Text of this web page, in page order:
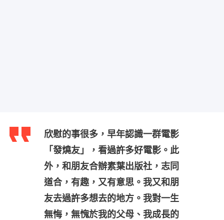
欣慰的事很多，早年認識一群電影
「發燒友」，看過許多好電影。此
外，和朋友合辦素葉出版社，志同
道合，有趣，又有意思。我又和朋
友去過許多想去的地方。我對一生
無悔，無愧於我的父母、我成長的